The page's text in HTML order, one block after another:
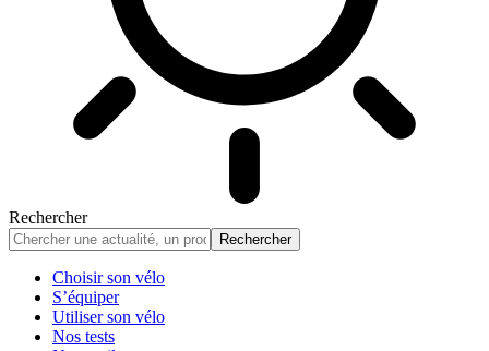
Rechercher
Choisir son vélo
S’équiper
Utiliser son vélo
Nos tests